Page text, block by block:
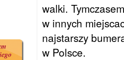
walki.
w innych
najstarszy
w Polsce.